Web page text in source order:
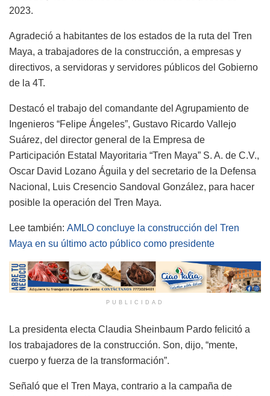
2023.
Agradeció a habitantes de los estados de la ruta del Tren
Maya, a trabajadores de la construcción, a empresas y
directivos, a servidoras y servidores públicos del Gobierno
de la 4T.
Destacó el trabajo del comandante del Agrupamiento de
Ingenieros “Felipe Ángeles”, Gustavo Ricardo Vallejo
Suárez, del director general de la Empresa de
Participación Estatal Mayoritaria “Tren Maya” S. A. de C.V.,
Oscar David Lozano Águila y del secretario de la Defensa
Nacional, Luis Cresencio Sandoval González, para hacer
posible la operación del Tren Maya.
Lee también: AMLO concluye la construcción del Tren
Maya en su último acto público como presidente
PUBLICIDAD
La presidenta electa Claudia Sheinbaum Pardo felicitó a
los trabajadores de la construcción. Son, dijo, “mente,
cuerpo y fuerza de la transformación”.
Señaló que el Tren Maya, contrario a la campaña de